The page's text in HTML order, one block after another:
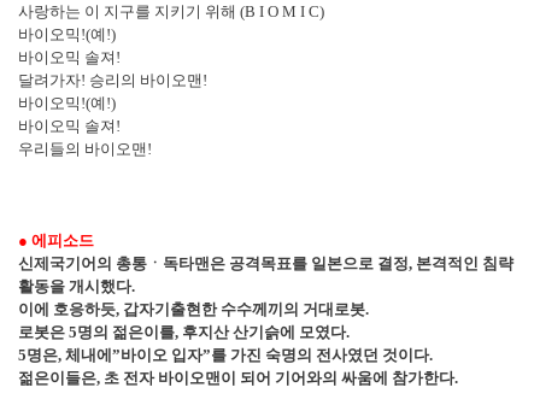
사랑하는 이 지구를 지키기 위해 (B I O M I C)
바이오믹 !(예 !)
바이오믹 솔져 !
달려가자! 승리의 바이오맨 !
바이오믹 !(예 !)
바이오믹 솔져 !
우리들의 바이오맨 !
● 에피소드
신제국기어의 총통 ㆍ 독타맨은 공격목표를 일본으로 결정, 본격적인 침략
활동을 개시했다.
이에 호응하듯, 갑자기출현한 수수께끼의 거대로봇.
로봇은 5명의 젊은이를, 후지산 산기슭에 모였다.
5명은, 체내에 ”바이오 입자”를 가진 숙명의 전사였던 것이다.
젊은이들은, 초 전자 바이오맨이 되어 기어와의 싸움에 참가한다.